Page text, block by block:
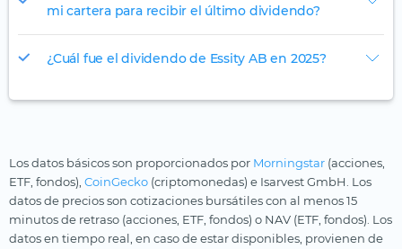
mi cartera para recibir el último dividendo?
¿Cuál fue el dividendo de Essity AB en 2025?
Los datos básicos son proporcionados por Morningstar (acciones,
ETF, fondos), CoinGecko (criptomonedas) e Isarvest GmbH. Los
datos de precios son cotizaciones bursátiles con al menos 15
minutos de retraso (acciones, ETF, fondos) o NAV (ETF, fondos). Los
datos en tiempo real, en caso de estar disponibles, provienen de